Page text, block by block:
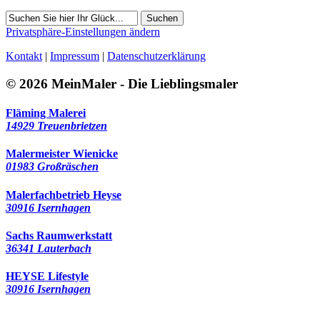
Suchen
Privatsphäre-Einstellungen ändern
Kontakt | Impressum | Datenschutzerklärung
© 2026 MeinMaler - Die Lieblingsmaler
Fläming Malerei
14929 Treuenbrietzen
Malermeister Wienicke
01983 Großräschen
Malerfachbetrieb Heyse
30916 Isernhagen
Sachs Raumwerkstatt
36341 Lauterbach
HEYSE Lifestyle
30916 Isernhagen